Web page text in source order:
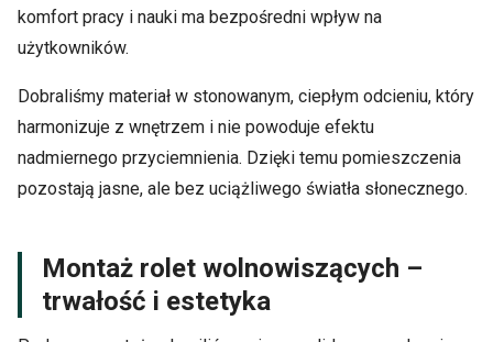
komfort pracy i nauki ma bezpośredni wpływ na
użytkowników.
Dobraliśmy materiał w stonowanym, ciepłym odcieniu, który
harmonizuje z wnętrzem i nie powoduje efektu
nadmiernego przyciemnienia. Dzięki temu pomieszczenia
pozostają jasne, ale bez uciążliwego światła słonecznego.
Montaż rolet wolnowiszących –
trwałość i estetyka